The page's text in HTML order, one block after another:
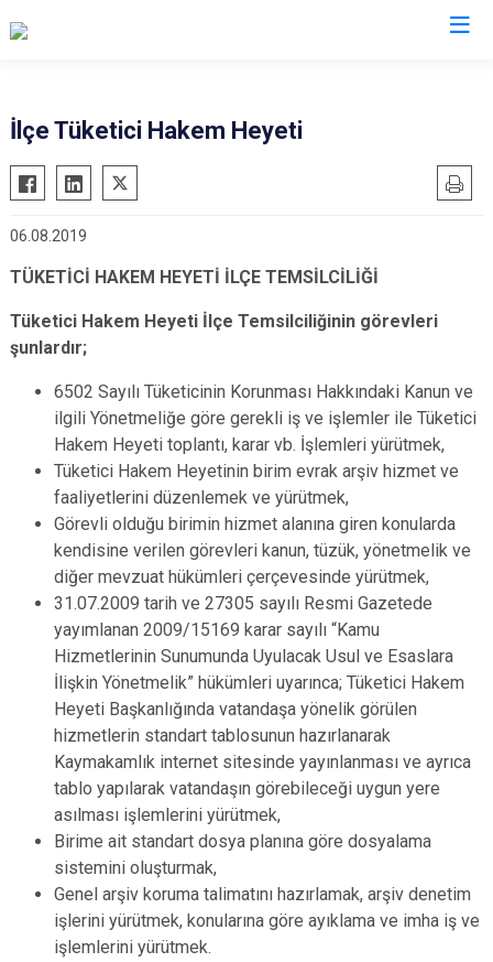
Almus
Artova
Başçiftlik
Erbaa
Niksar
Pazar
Yeşilyurt
İlçe Tüketici Hakem Heyeti
06.08.2019
TÜKETİCİ HAKEM HEYETİ İLÇE TEMSİLCİLİĞİ
Tüketici Hakem Heyeti İlçe Temsilciliğinin görevleri
şunlardır;
6502 Sayılı Tüketicinin Korunması Hakkındaki Kanun ve
ilgili Yönetmeliğe göre gerekli iş ve işlemler ile Tüketici
Hakem Heyeti toplantı, karar vb. İşlemleri yürütmek,
Tüketici Hakem Heyetinin birim evrak arşiv hizmet ve
faaliyetlerini düzenlemek ve yürütmek,
Görevli olduğu birimin hizmet alanına giren konularda
kendisine verilen görevleri kanun, tüzük, yönetmelik ve
diğer mevzuat hükümleri çerçevesinde yürütmek,
31.07.2009 tarih ve 27305 sayılı Resmi Gazetede
yayımlanan 2009/15169 karar sayılı “Kamu
Hizmetlerinin Sunumunda Uyulacak Usul ve Esaslara
İlişkin Yönetmelik” hükümleri uyarınca; Tüketici Hakem
Heyeti Başkanlığında vatandaşa yönelik görülen
hizmetlerin standart tablosunun hazırlanarak
Kaymakamlık internet sitesinde yayınlanması ve ayrıca
tablo yapılarak vatandaşın görebileceği uygun yere
asılması işlemlerini yürütmek,
Birime ait standart dosya planına göre dosyalama
sistemini oluşturmak,
Genel arşiv koruma talimatını hazırlamak, arşiv denetim
işlerini yürütmek, konularına göre ayıklama ve imha iş ve
işlemlerini yürütmek.